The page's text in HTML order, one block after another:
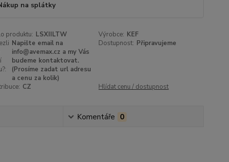
na splátky
produktu: LSXIILTW Výrobce: KEF
Napište email na
info@avemax.cz a my Vás
budeme kontaktovat.
(Prosíme zadat url adresu
a cenu za kolik)
Dostupnost: Připravujeme
CZ Hlídat cenu / dostupnost
Komentáře 0